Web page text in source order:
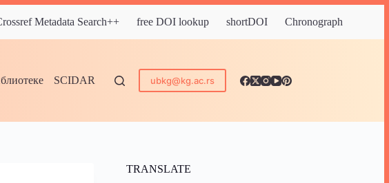
Metadata Search++ free DOI lookup shortDOI Chronograph
SCIDAR ubkg@kg.ac.rs
TRANSLATE